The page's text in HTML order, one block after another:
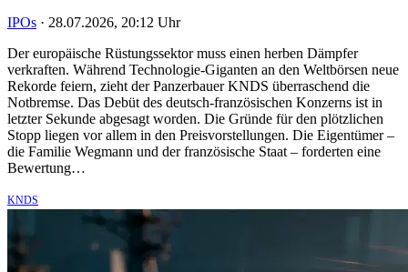
IPOs · 28.07.2026, 20:12 Uhr
Der europäische Rüstungssektor muss einen herben Dämpfer
verkraften. Während Technologie-Giganten an den Weltbörsen neue
Rekorde feiern, zieht der Panzerbauer KNDS überraschend die
Notbremse. Das Debüt des deutsch-französischen Konzerns ist in
letzter Sekunde abgesagt worden. Die Gründe für den plötzlichen
Stopp liegen vor allem in den Preisvorstellungen. Die Eigentümer –
die Familie Wegmann und der französische Staat – forderten eine
Bewertung…
KNDS